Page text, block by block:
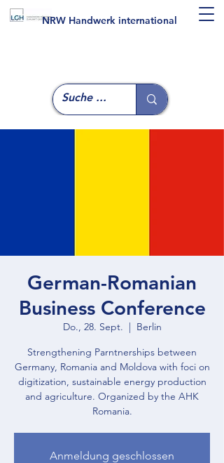
NRW Handwerk international
German-Romanian
Business Conference
Do., 28. Sept.
  |
Berlin
Strengthening Parntnerships between
Germany, Romania and Moldova with foci on
digitization, sustainable energy production
and agriculture. Organized by the AHK
Romania.
Anmeldung geschlossen